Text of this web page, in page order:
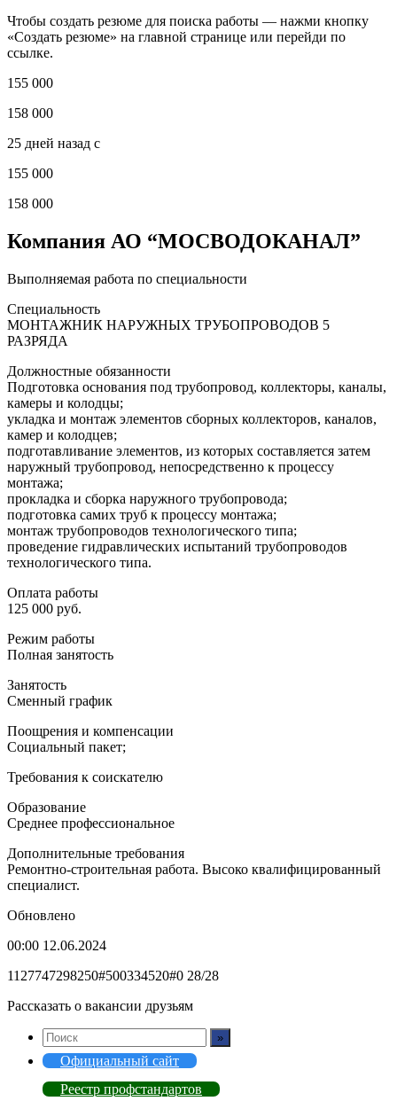
Чтобы создать резюме для поиска работы — нажми кнопку
«Создать резюме» на главной странице или перейди по
ссылке.
155 000
158 000
25 дней назад с
155 000
158 000
Компания АО “МОСВОДОКАНАЛ”
Выполняемая работа по специальности
Специальность
МОНТАЖНИК НАРУЖНЫХ ТРУБОПРОВОДОВ 5
РАЗРЯДА
Должностные обязанности
Подготовка основания под трубопровод, коллекторы, каналы,
камеры и колодцы;
укладка и монтаж элементов сборных коллекторов, каналов,
камер и колодцев;
подготавливание элементов, из которых составляется затем
наружный трубопровод, непосредственно к процессу
монтажа;
прокладка и сборка наружного трубопровода;
подготовка самих труб к процессу монтажа;
монтаж трубопроводов технологического типа;
проведение гидравлических испытаний трубопроводов
технологического типа.
Оплата работы
125 000 руб.
Режим работы
Полная занятость
Занятость
Сменный график
Поощрения и компенсации
Социальный пакет;
Требования к соискателю
Образование
Среднее профессиональное
Дополнительные требования
Ремонтно-строительная работа. Высоко квалифицированный
специалист.
Обновлено
00:00 12.06.2024
1127747298250#500334520#0 28/28
Рассказать о вакансии друзьям
Официальный сайт
Реестр профстандартов